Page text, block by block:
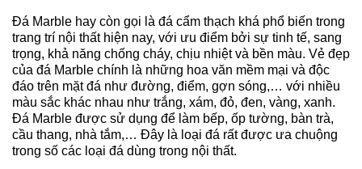
Đá Marble hay còn gọi là đá cẩm thạch khá phổ biến trong
trang trí nội thất hiện nay, với ưu điểm bởi sự tinh tế, sang
trọng, khả năng chống cháy, chịu nhiệt và bền màu. Vẻ đẹp
của đá Marble chính là những hoa văn mềm mại và độc
đáo trên mặt đá như đường, điểm, gợn sóng,… với nhiều
màu sắc khác nhau như trắng, xám, đỏ, đen, vàng, xanh.
Đá Marble được sử dụng để làm bếp, ốp tường, bàn trà,
cầu thang, nhà tắm,… Đây là loại đá rất được ưa chuộng
trong số các loại đá dùng trong nội thất.